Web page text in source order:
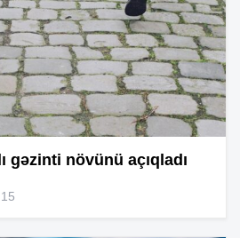
gəzinti növünü açıqladı